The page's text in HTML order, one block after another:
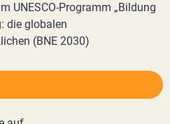
UNESCO-Programm „Bildung
die globalen
(BNE 2030)